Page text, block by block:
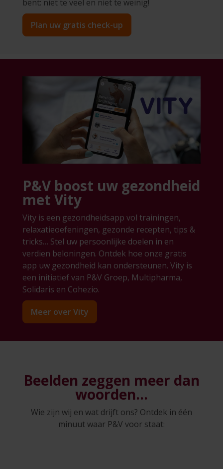
bent: niet te veel en niet te weinig!
Plan uw gratis check-up
P&V boost uw gezondheid
met Vity
Vity is een gezondheidsapp vol trainingen,
relaxatieoefeningen, gezonde recepten, tips &
tricks… Stel uw persoonlijke doelen in en
verdien beloningen. Ontdek hoe onze gratis
app uw gezondheid kan ondersteunen. Vity is
een initiatief van P&V Groep, Multipharma,
Solidaris en Cohezio.
Meer over Vity
Beelden zeggen meer dan
woorden…
Wie zijn wij en wat drijft ons? Ontdek in één
minuut waar P&V voor staat: